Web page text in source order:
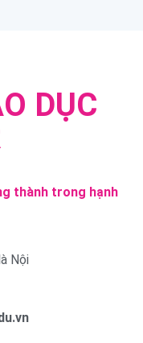
DỤC
thành trong hạnh
Nội